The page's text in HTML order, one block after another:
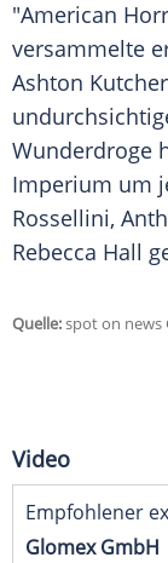
"American
versammelte
Ashton
Wunderdroge
Imperium um
Rossellini,
Rebecca Hall
Quelle:spot on news
Video
Empfohlener
Glomex GmbH